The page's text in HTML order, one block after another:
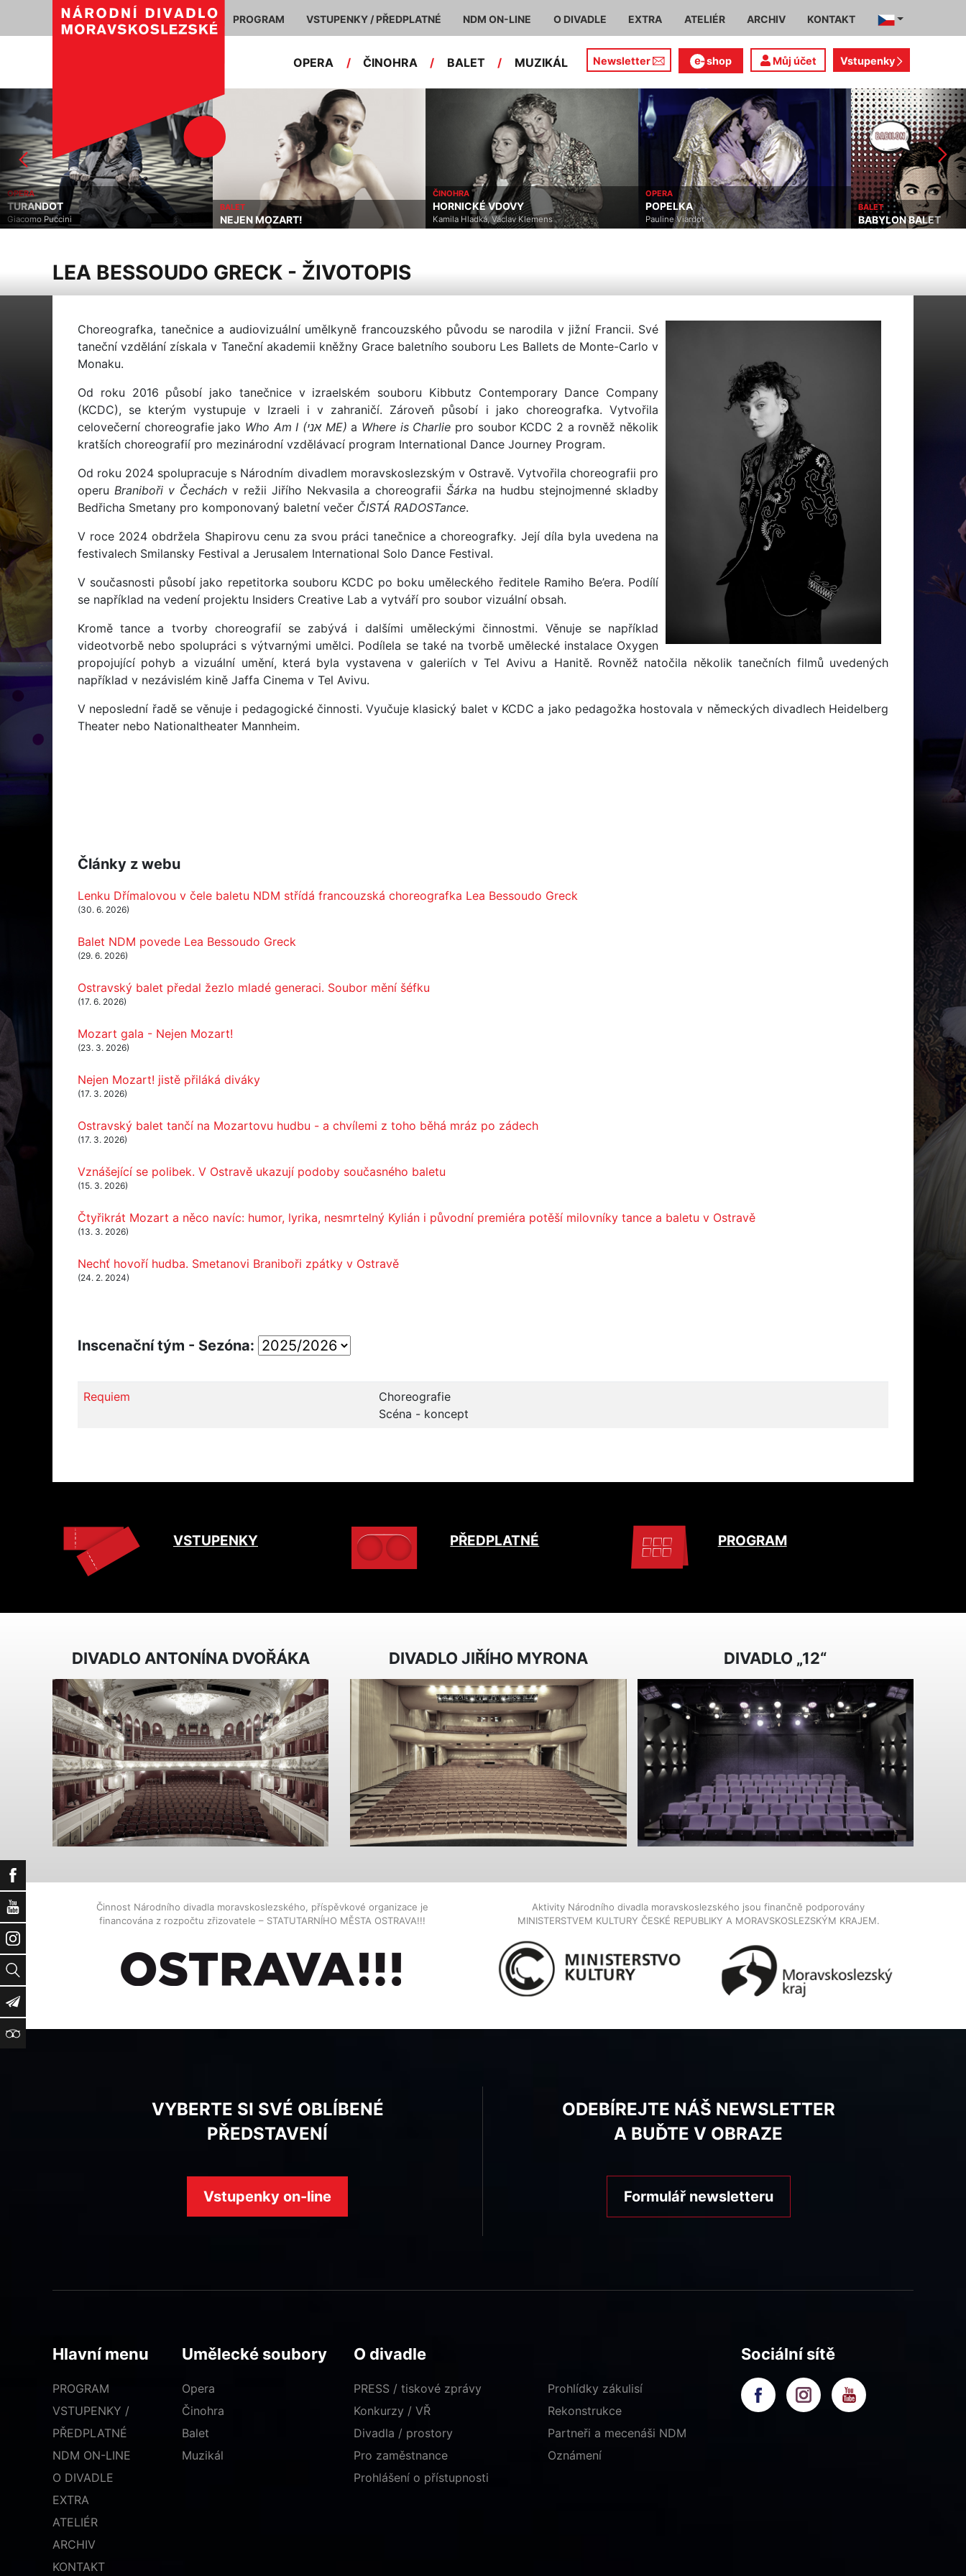
Facebook
YouTube
Instagram
Vyhledat
Newsletter
TripAdvisor
PROGRAM VSTUPENKY / PŘEDPLATNÉ NDM ON-LINE O DIVADLE EXTRA ATELIÉR ARCHIV KONTAKT
OPERA / ČINOHRA / BALET / MUZIKÁL Newsletter shop Můj účet Vstupenky
OPERA
TURANDOT
Giacomo Puccini
BALET
NEJEN MOZART!
ČINOHRA
HORNICKÉ VDOVY
Kamila Hladká, Václav Klemens
OPERA
POPELKA
Pauline Viardot
BALET
BABYLON BALET
LEA BESSOUDO GRECK - ŽIVOTOPIS
Choreografka, tanečnice a audiovizuální umělkyně francouzského původu se narodila v jižní Francii. Své
taneční vzdělání získala v Taneční akademii kněžny Grace baletního souboru Les Ballets de Monte-Carlo v
Monaku.
Od roku 2016 působí jako tanečnice v izraelském souboru Kibbutz Contemporary Dance Company
(KCDC), se kterým vystupuje v Izraeli i v zahraničí. Zároveň působí i jako choreografka. Vytvořila
celovečerní choreografie jako
Who Am I (אני ME) a Where is Charlie pro soubor KCDC 2 a rovněž několik
kratších choreografií pro mezinárodní vzdělávací program International Dance Journey Program.
Od roku 2024 spolupracuje s Národním divadlem moravskoslezským v Ostravě. Vytvořila choreografii pro
operu Braniboři v Čecháchv režii Jiřího Nekvasila a choreografiiŠárka na hudbu stejnojmenné skladby
Bedřicha Smetany pro komponovaný baletní večer ČISTÁ RADOSTance.
V roce 2024 obdržela Shapirovu cenu za svou práci tanečnice a choreografky. Její díla byla uvedena na
festivalech Smilansky Festival a Jerusalem International Solo Dance Festival.
V současnosti působí jako repetitorka souboru KCDC po boku uměleckého ředitele Ramiho Be’era. Podílí
se například na vedení projektu Insiders Creative Lab a vytváří pro soubor vizuální obsah.
Kromě tance a tvorby choreografií se zabývá i dalšími uměleckými činnostmi. Věnuje se například
videotvorbě nebo spolupráci s výtvarnými umělci. Podílela se také na tvorbě umělecké instalace Oxygen
propojující pohyb a vizuální umění, která byla vystavena v galeriích v Tel Avivu a Hanitě. Rovněž natočila několik tanečních filmů uvedených
například v nezávislém kině Jaffa Cinema v Tel Avivu.
V neposlední řadě se věnuje i pedagogické činnosti. Vyučuje klasický balet v KCDC a jako pedagožka hostovala v německých divadlech Heidelberg
Theater nebo Nationaltheater Mannheim.
Články z webu
Lenku Dřímalovou v čele baletu NDM střídá francouzská choreografka Lea Bessoudo Greck
(30. 6. 2026)
Balet NDM povede Lea Bessoudo Greck
(29. 6. 2026)
Ostravský balet předal žezlo mladé generaci. Soubor mění šéfku
(17. 6. 2026)
Mozart gala - Nejen Mozart!
(23. 3. 2026)
Nejen Mozart! jistě přiláká diváky
(17. 3. 2026)
Ostravský balet tančí na Mozartovu hudbu - a chvílemi z toho běhá mráz po zádech
(17. 3. 2026)
Vznášející se polibek. V Ostravě ukazují podoby současného baletu
(15. 3. 2026)
Čtyřikrát Mozart a něco navíc: humor, lyrika, nesmrtelný Kylián i původní premiéra potěší milovníky tance a baletu v Ostravě
(13. 3. 2026)
Nechť hovoří hudba. Smetanovi Braniboři zpátky v Ostravě
(24. 2. 2024)
Inscenační tým - Sezóna:
Requiem
Choreografie
Scéna - koncept
VSTUPENKY PŘEDPLATNÉ PROGRAM
DIVADLO ANTONÍNA DVOŘÁKA DIVADLO JIŘÍHO MYRONA DIVADLO „12“
Činnost Národního divadla moravskoslezského, příspěvkové organizace je
financována z rozpočtu zřizovatele – STATUTARNÍHO MĚSTA OSTRAVA!!!
Aktivity Národního divadla moravskoslezského jsou finančně podporovány
MINISTERSTVEM KULTURY ČESKÉ REPUBLIKY A MORAVSKOSLEZSKÝM KRAJEM.
VYBERTE SI SVÉ OBLÍBENÉ
PŘEDSTAVENÍ
Vstupenky on-line
ODEBÍREJTE NÁŠ NEWSLETTER
A BUĎTE V OBRAZE
Formulář newsletteru
Hlavní menu
PROGRAM
VSTUPENKY /
PŘEDPLATNÉ
NDM ON-LINE
O DIVADLE
EXTRA
ATELIÉR
ARCHIV
KONTAKT
Umělecké soubory
Opera
Činohra
Balet
Muzikál
O divadle
PRESS / tiskové zprávy
Konkurzy / VŘ
Divadla / prostory
Prohlídky zákulisí
Rekonstrukce
Partneři a mecenáši NDM
Pro zaměstnance
Oznámení
Prohlášení o přístupnosti
Sociální sítě